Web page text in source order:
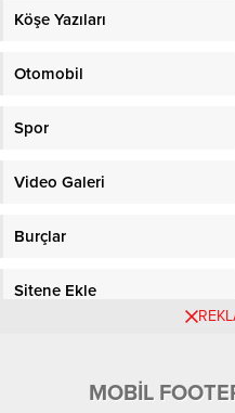
Köşe Yazıları
Otomobil
Spor
Video Galeri
Burçlar
Sitene Ekle
MOBİL